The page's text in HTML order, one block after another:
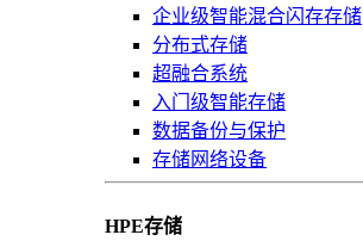
企业级智能混合闪存存储
分布式存储
超融合系统
入门级智能存储
数据备份与保护
存储网络设备
HPE存储